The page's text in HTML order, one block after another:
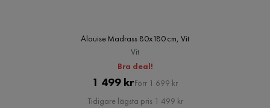
Alouise Madrass 80x180 cm, Vit
Vit
Bra deal!
Pris
1 499 krOriginal
Pris
Förr 1 699 kr
Tidigare lägsta pris 1 499 kr